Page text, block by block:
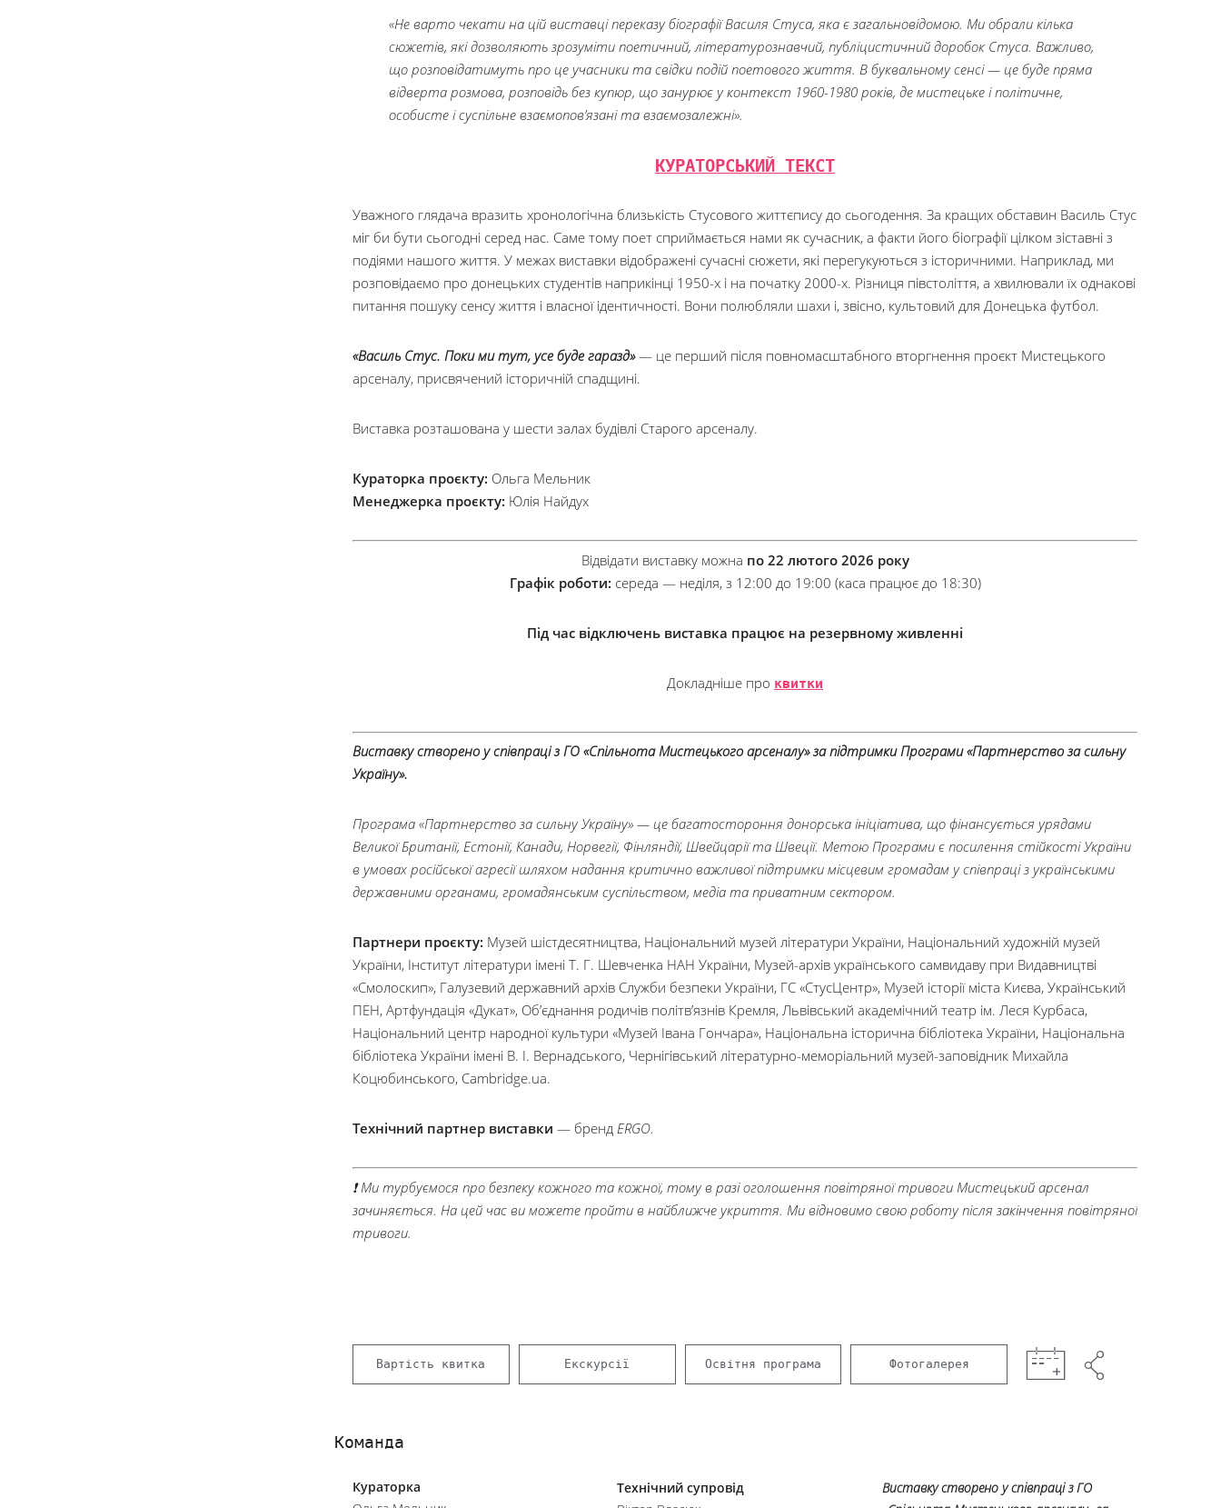
«Не варто чекати на цій виставці переказу біографії Василя Стуса, яка є загальновідомою. Ми обрали кілька
сюжетів, які дозволяють зрозуміти поетичний, літературознавчий, публіцистичний доробок Стуса. Важливо,
що розповідатимуть про це учасники та свідки подій поетового життя. В буквальному сенсі — це буде пряма
відверта розмова, розповідь без купюр, що занурює у контекст 1960-1980 років, де мистецьке і політичне,
особисте і суспільне взаємопов’язані та взаємозалежні».
КУРАТОРСЬКИЙ ТЕКСТ
Уважного глядача вразить хронологічна близькість Стусового життєпису до сьогодення. За кращих обставин Василь Стус
міг би бути сьогодні серед нас. Саме тому поет сприймається нами як сучасник, а факти його біографії цілком зіставні з
подіями нашого життя. У межах виставки відображені сучасні сюжети, які перегукуються з історичними. Наприклад, ми
розповідаємо про донецьких студентів наприкінці 1950-х і на початку 2000-х. Різниця півстоліття, а хвилювали їх однакові
питання пошуку сенсу життя і власної ідентичності. Вони полюбляли шахи і, звісно, культовий для Донецька футбол.
«Василь Стус. Поки ми тут, усе буде гаразд»— це перший після повномасштабного вторгнення проєкт Мистецького
арсеналу, присвячений історичній спадщині.
Виставка розташована у шести залах будівлі Старого арсеналу.
Кураторка проєкту: Ольга Мельник
Менеджерка проєкту: Юлія Найдух
Відвідати виставку можна по 22 лютого 2026 року
Графік роботи: середа — неділя, з 12:00 до 19:00 (каса працює до 18:30)
Під час відключень виставка працює на резервному живленні
Докладніше про квитки
Виставку створено у співпраці з ГО «Спільнота Мистецького арсеналу» за підтримки Програми «Партнерство за сильну
Україну».
Програма «Партнерство за сильну Україну» — це багатостороння донорська ініціатива, що фінансується урядами
Великої Британії, Естонії, Канади, Норвегії, Фінляндії, Швейцарії та Швеції. Метою Програми є посилення стійкості України
в умовах російської агресії шляхом надання критично важливої підтримки місцевим громадам у співпраці з українськими
державними органами, громадянським суспільством, медіа та приватним сектором.
Партнери проєкту: Музей шістдесятництва, Національний музей літератури України, Національний художній музей
України, Інститут літератури імені Т. Г. Шевченка НАН України, Музей-архів українського самвидаву при Видавництві
«Смолоскип», Галузевий державний архів Служби безпеки України, ГС «СтусЦентр», Музей історії міста Києва, Український
ПЕН, Артфундація «Дукат», Об’єднання родичів політв’язнів Кремля, Львівський академічний театр ім. Леся Курбаса,
Національний центр народної культури «Музей Івана Гончара», Національна історична бібліотека України, Національна
бібліотека України імені В. І. Вернадського, Чернігівський літературно-меморіальний музей-заповідник Михайла
Коцюбинського, Cambridge.ua.
Технічний партнер виставки — бренд ERGO.
❗ Ми турбуємося про безпеку кожного та кожної, тому в разі оголошення повітряної тривоги Мистецький арсенал
зачиняється. На цей час ви можете пройти в найближче укриття. Ми відновимо свою роботу після закінчення повітряної
тривоги.
Вартість квитка Екскурсії Освітня програма Фотогалерея
Команда
Кураторка
Технічний супровід
Виставку створено у співпраці з ГО